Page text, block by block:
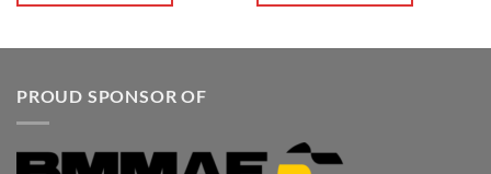
PROUD SPONSOR OF